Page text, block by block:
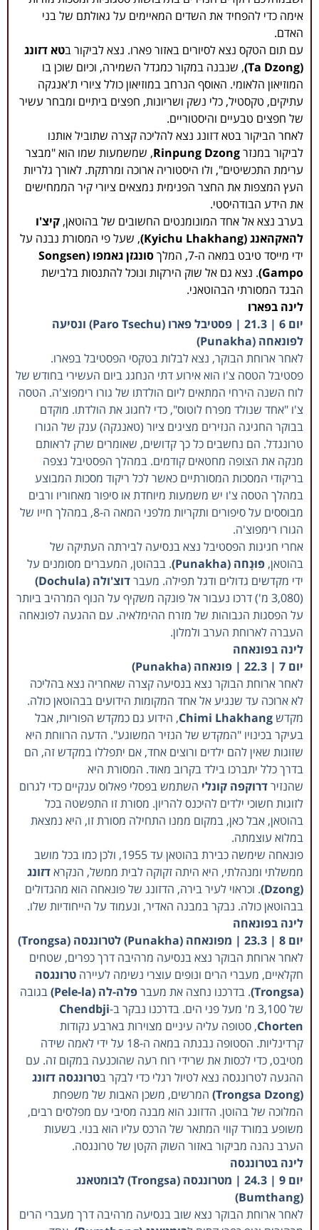
אימה כדי להפחיד את השדים המאיימים על גאולתם של בני
האדם.
עם תום הטקס נצא לסיורים באזור פארו. נצא לביקור בטא דזונג
(Ta Dzong)
, שנבנה במקור כמגדל השמירה, וכיום שוכן בו
המוזיאון הלאומי. האוסף הנרחב במוזיאון כולל ציורי ת'אנגקה
עתיקים, טקסטיל, כלי נשק ושריונות, חפצים ביתיים ומבחר עשיר
של חפצים טבעיים והיסטוריים.
לאחר הביקור בטא דזונג נצא להליכה קצרה שתוביל אותנו
לביקור במנזרRinpung Dzong, שמשמעות שמו הוא "מבצר
ערימת התכשיטים", ולו היסטוריה ארוכה ומרתקת. לאורך גלריות
העץ המצפות את החצר הפנימית נמצאים ציורי קיר הממחישים
את הידע הבודהיסטי.
בערב נצא אל אחד המונומנטים החשובים של בהוטאן,קיצ'ו
להאקהאנג (Kyichu Lhakhang)
, שעל פי המסורת נבנה על
ידי מייסד טיבט במאה ה-7, המלך
סונגזן גאמפו (Songsen
Gampo) . נצא גם אל שוק הירקות ונוכל להתנסות בלבישת
הבגד המסורתי הבהוטאני.
לינה בפארו
יום 6 | 21.3 | פסטיבל פארו (Paro Tsechu) ונסיעה
לפונאחה (Punakha)
לאחר ארוחת הבוקר, נצא לבלות בטקסי הפסטיבל בפארו.
פסטיבל הטסה צ'ו הוא אירוע דתי הנחגג ביום העשירי בחודש של
לוח השנה הירחי המתאים ליום הולדתו של גורו רימפוצ'ה. הטסה
צ'ו "אחד שנולד מפרח לוטוס", כדי לחגוג את הולדתו. מוקדם
בבוקר החגיגה הנזירים מציגים ציור (טאנגקה) ענק של הגורו
טרונגדל. הם נחשבים כל כך קדושים, שאומרים שרק לראותם
מנקה את הצופה מחטאים קודמים. במהלך הפסטיבל נצפה
בריקודי המסכות המסורתיים כאשר לכל ריקוד מסכות המבוצע
במהלך הטסה צ'ו יש משמעות מיוחדת או סיפור מאחוריו ורבים
מבוססים על סיפורים ותקריות מלפני המאה ה-8, במהלך חייו של
הגורו רימפוצ'ה.
אחרי חגיגות הפסטיבל נצא בנסיעה לבירתה העתיקה של
בהוטאן,פּוּנָחה (Punakha)
. בבהוטן, המעברים מסומנים על
ידי מקדשים גדולים ודגל תפילה. מעברדוצ'ולה (Dochula)
(3,080 מ') דרכו נעבור אל פונקה משקיף על הנוף המרהיב ביותר
על הפסגות הגבוהות של מזרח ההימלאיה. עם ההגעה לפונאחה
העברה לארוחת הערב ולמלון.
לינה בפונאחה
יום 7 | 22.3 | פונאחה (Punakha)
לאחר ארוחת הבוקר נצא בנסיעה קצרה שאחריה נצא בהליכה
לא ארוכה עד שנגיע אל אחד המקומות הידועים בבהוטאן כולה.
מקדשChimi Lhakhang, הידוע גם כמקדש הפוריות, אבל
בעיקר בכינויו "המקדש של הנזיר המשוגע". הדעה הרווחת היא
שזוגות שאין להם ילדים ורוצים אחד, אם יתפללו במקדש זה, הם
בדרך כלל יתברכו בילד בקרוב מאוד. המסורת היא
שהנזירדרוקפה קונלי השתמש בפסלי פאלוס ענקיים כדי לגרום
לזוגות חשוכי ילדים להיכנס להריון. מסורת זו התפשטה בכל
בהוטאן, אבל כאן, במקום ממנו התחילה מסורת זו, היא נמצאת
במלוא עוצמתה.
פונאחה שימשה כבירת בהוטאן עד 1955, ולכן כמו בכל מושב
ממשלתי ומנהלתי, היא היתה זקוקה לבית ממשל, הנקראדזונג
(Dzong)
. וכראוי לעיר בירה, הדזונג של פונאחה הוא מהגדולים
בבהוטאן כולה. נבקר במבנה האדיר, ונעמוד על הייחודיות שלו.
לינה בפונאחה
יום 8 | 23.3 | מפונאחה (Punakha) לטרונגסה (Trongsa)
לאחר ארוחת הבוקר נצא בנסיעה מרהיבה דרך כפרים, שטחים
חקלאיים, מעברי הרים ונופים עוצרי נשימה לעיירה טרונגסה
(Trongsa)
. בדרכנו נחצה את מעברפלה-לה (Pele-la)
בגובה
של 3,100 מ' מעל פני הים. בדרכנו נבקר ב-
Chendbji
Chorten, סטופה עליה עיניים מצוירות בארבע נקודות
קרדינליות. הסטופה נבנתה במאה ה-18 על ידי לאמה שידה
מטיבט, כדי לכסות את שרידי רוח רעה שהוכנעה במקום זה. עם
ההגעה לטרונגסה נצא לטיול רגלי כדי לבקר בטרונגסה דזונג
(Trongsa Dzong)
המרשים, משכן האבות של משפחת
המלוכה של בהוטן. הדזונג הוא מבנה מסיבי עם מפלסים רבים,
משופע במורד קווי המתאר של הרכס עליו הוא בנוי. בשעות
הערב נהנה מביקור באזור השוק הקטן של טרונגסה.
לינה בטרונגסה
יום 9 | 24.3 | מטרונגסה (Trongsa) לבומטאנג
(Bumthang)
לאחר ארוחת הבוקר נצא שוב בנסיעה מרהיבה דרך מעברי הרים